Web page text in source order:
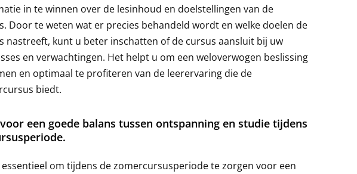
in te winnen over de lesinhoud en doelstellingen van de
Door te weten wat er precies behandeld wordt en welke doelen de
nastreeft, kunt u beter inschatten of de cursus aansluit bij uw
en verwachtingen. Het helpt u om een weloverwogen beslissing
en optimaal te profiteren van de leerervaring die de
biedt.
een goede balans tussen ontspanning en studie tijdens
essentieel om tijdens de zomercursusperiode te zorgen voor een